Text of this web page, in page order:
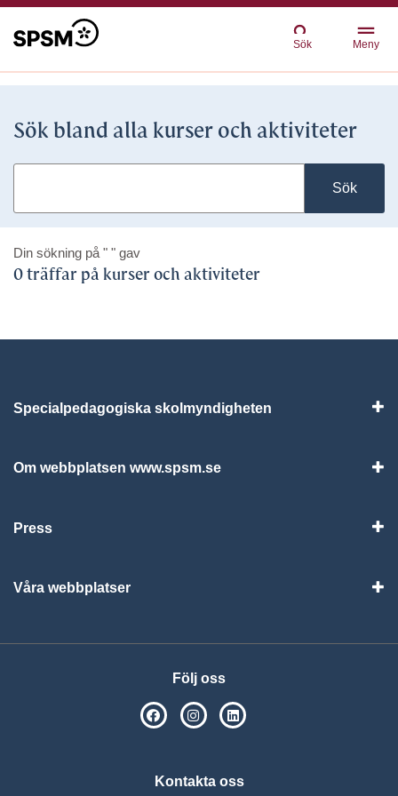
Sök Meny
Sök bland alla kurser och aktiviteter
Sök
Din sökning på " " gav
0 träffar på kurser och aktiviteter
Specialpedagogiska skolmyndigheten
Om webbplatsen www.spsm.se
Press
Våra webbplatser
Följ oss
SPSM på Facebook
SPSM på Instagram
Kontakta oss